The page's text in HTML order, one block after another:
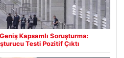
Kapsamlı Soruşturma:
Testi Pozitif Çıktı